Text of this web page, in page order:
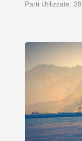
Parti Utilizzate: 28